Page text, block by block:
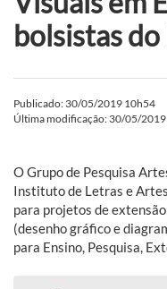
bolsistas do
Publicado: 30/05/2019 10h54
Última modificação: 30/05/
O Grupo de Pesquisa
Instituto de Letras e
para projetos de
(desenho gráfico e
para Ensino, Pesquisa,